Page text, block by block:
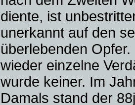
diente, ist
unerkannt auf den
überlebenden
wieder einzelne
wurde keiner. Im
Damals stand der